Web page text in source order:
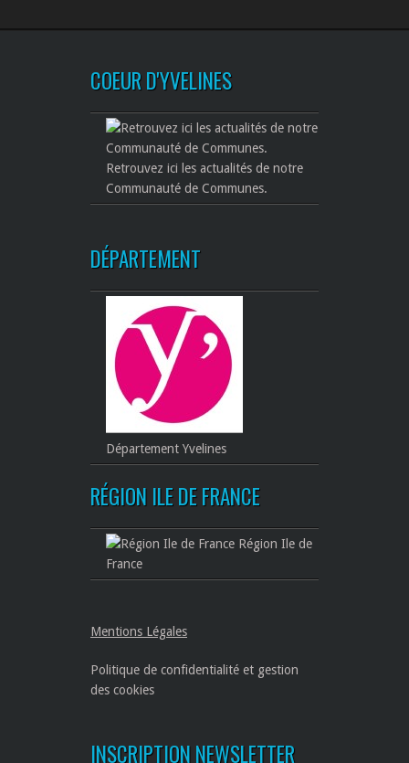
COEUR D'YVELINES
Retrouvez ici les actualités de notre
Communauté de Communes.
DÉPARTEMENT
Département Yvelines
RÉGION ILE DE FRANCE
Région Ile de
France
Mentions Légales
Politique de confidentialité et gestion
des cookies
INSCRIPTION NEWSLETTER